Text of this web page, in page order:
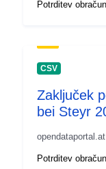
Potrditev
CSV
Zaključek
bei Steyr
opendataportal.at
Potrditev